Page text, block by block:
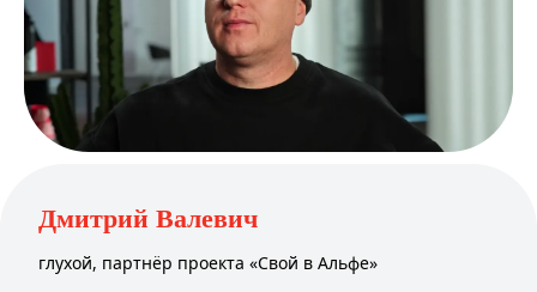
Дмитрий Валевич
глухой, партнёр проекта «Свой в Альфе»